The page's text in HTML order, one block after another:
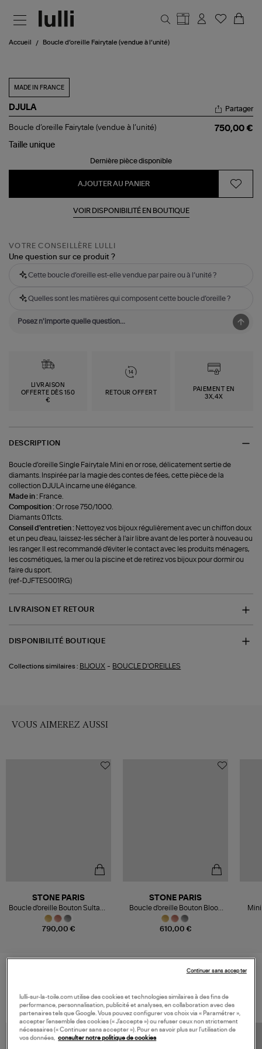
Accueil Boucle d’oreille Fairytale (vendue à l’unité)
MADE IN FRANCE
DJULA
Boucle
Fairytale
l’unité)
Partager
Boucle d’oreille Fairytale (vendue à l’unité)
750,00 €
Taille unique
Dernière pièce disponible
AJOUTER AU PANIER
VOIR DISPONIBILITÉ EN BOUTIQUE
VOTRE CONSEILLÈRE LULLI
Une question sur ce produit ?
Cette boucle d’oreille est-elle vendue par paire ou à l’unité ?
Quelles sont les matières qui composent cette boucle d’oreille ?
LIVRAISON
OFFERTE DÈS 150
€
RETOUR OFFERT
PAIEMENT EN
3X,4X
DESCRIPTION
Boucle d’oreille Single Fairytale Mini en or rose, délicatement sertie de
diamants. Inspirée par la magie des contes de fées, cette pièce de la
collection DJULA incarne une élégance.
Made in : France.
Composition :Or rose 750/1000.
Diamants 0.11cts.
Conseil d'entretien : Nettoyez vos bijoux régulièrement avec un chiffon doux
et un peu d'eau, laissez-les sécher à l'air libre avant de les porter à nouveau ou
les ranger. Il est recommandé d'éviter le contact avec les produits ménagers,
les cosmétiques, la mer ou la piscine et de retirez vos bijoux pour dormir ou
faire du sport.
(ref-DJFTES001RG)
LIVRAISON ET RETOUR
DISPONIBILITÉ BOUTIQUE
Collections similaires : BIJOUX - BOUCLE D'OREILLES
VOUS AIMEREZ AUSSI
790,00 €
STONE PARIS
Boucle d'oreille Bouton Sultane
Or Diamants (vendue à l'unité)
610,00 €
STONE PARIS
Boucle d'oreille Bouton Blood
Diamonds (vendue à l'unité)
lulli-sur-la-toile.com utilise des cookies et technologies similaires à des fins de
performance, personnalisation, publicité et analyses, en collaboration avec des
partenaires tels que Google. Vous pouvez configurer vos choix via « Paramétrer »,
accepter l’ensemble des cookies (« J’accepte ») ou refuser ceux non strictement
nécessaires (« Continuer sans accepter »). Pour en savoir plus sur l’utilisation de
vos données,
consulter notre politique de cookies
Continuer sans accepter